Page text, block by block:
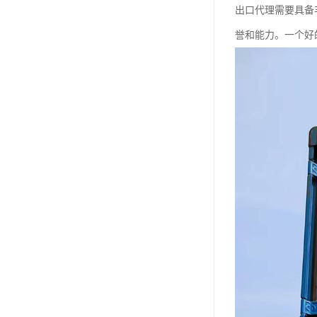
出口代理需要具
誉和能力。一个